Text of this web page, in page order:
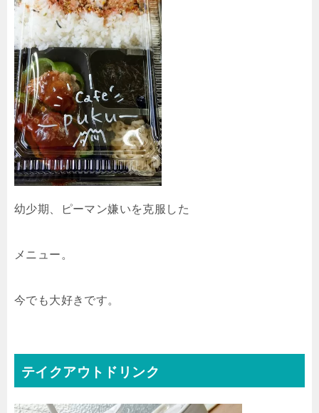
幼少期、ピーマン嫌いを克服した
メニュー。
今でも大好きです。
テイクアウトドリンク